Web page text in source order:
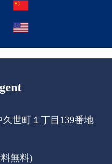
世町１丁目139番地
無料)